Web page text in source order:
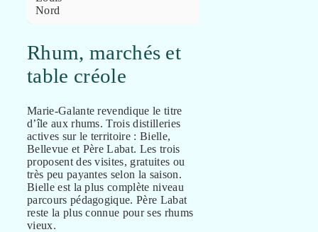
Nord
Rhum, marchés et
table créole
Marie-Galante revendique le titre
d’île aux rhums. Trois distilleries
actives sur le territoire : Bielle,
Bellevue et Père Labat. Les trois
proposent des visites, gratuites ou
très peu payantes selon la saison.
Bielle est la plus complète niveau
parcours pédagogique. Père Labat
reste la plus connue pour ses rhums
vieux.